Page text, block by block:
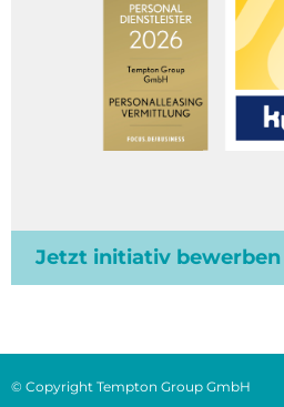
Jetzt initiativ bewerben
© Copyright Tempton Group GmbH